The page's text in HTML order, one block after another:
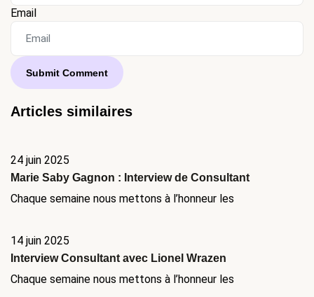
Email
Articles similaires
24 juin 2025
Marie Saby Gagnon : Interview de Consultant
Chaque semaine nous mettons à l’honneur les
14 juin 2025
Interview Consultant avec Lionel Wrazen
Chaque semaine nous mettons à l’honneur les